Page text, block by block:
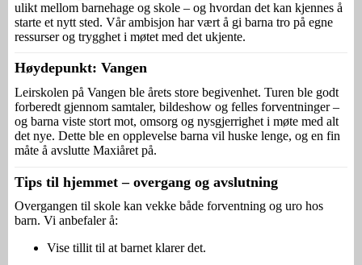
ulikt mellom barnehage og skole – og hvordan det kan kjennes å
starte et nytt sted. Vår ambisjon har vært å gi barna tro på egne
ressurser og trygghet i møtet med det ukjente.
Høydepunkt: Vangen
Leirskolen på Vangen ble årets store begivenhet. Turen ble godt
forberedt gjennom samtaler, bildeshow og felles forventninger –
og barna viste stort mot, omsorg og nysgjerrighet i møte med alt
det nye. Dette ble en opplevelse barna vil huske lenge, og en fin
måte å avslutte Maxiåret på.
Tips til hjemmet – overgang og avslutning
Overgangen til skole kan vekke både forventning og uro hos
barn. Vi anbefaler å:
Vise tillit til at barnet klarer det.